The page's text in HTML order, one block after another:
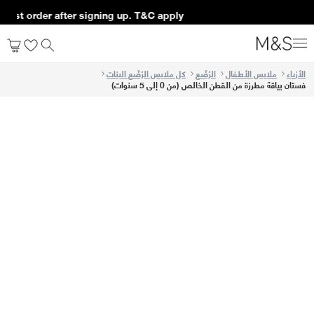
order after signing up. T&C apply*
الأزياء ملابس الأطفال الرُضّع كل ملابس الرُضّع البنات
فستان بياقة مطرزة من القطن الخالص (من 0 إلى 5 سنوات)